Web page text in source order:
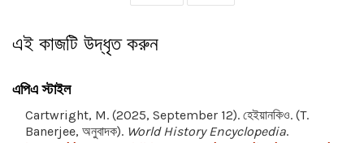
এই কাজটি উদ্ধৃত করুন
এপিএ স্টাইল
Cartwright, M. (2025, September 12). হেইয়ানকিও. (T.
Banerjee, অনুবাদক). World History Encyclopedia.